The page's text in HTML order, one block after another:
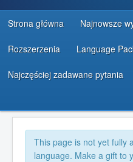
ZASOBY DLA PROGRAMISTÓW
Strona główna Najnowsze
Rozszerzenia Language
Najczęściej zadawane pytania
This page is not yet fully
language. Make a gift to